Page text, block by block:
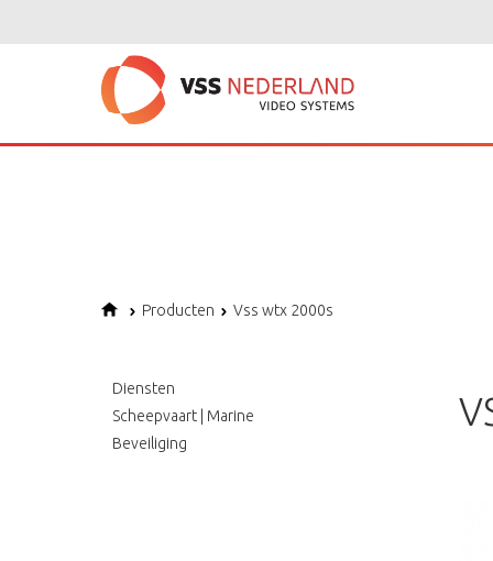
: Trying to get property of non-object in
: Undefined offset: 1 in/home/vssned01/domains/
Producten Vss wtx 2000s
Diensten
Scheepvaart | Marine
Beveiliging